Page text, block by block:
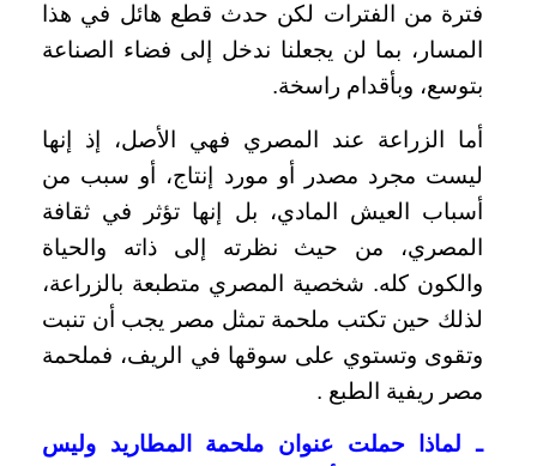
فترة من الفترات لكن حدث قطع هائل في هذا
المسار، بما لن يجعلنا ندخل إلى فضاء الصناعة
بتوسع، وبأقدام راسخة.
أما الزراعة عند المصري فهي الأصل، إذ إنها
ليست مجرد مصدر أو مورد إنتاج، أو سبب من
أسباب العيش المادي، بل إنها تؤثر في ثقافة
المصري، من حيث نظرته إلى ذاته والحياة
والكون كله. شخصية المصري متطبعة بالزراعة،
لذلك حين تكتب ملحمة تمثل مصر يجب أن تنبت
وتقوى وتستوي على سوقها في الريف، فملحمة
مصر ريفية الطبع .
ـ لماذا حملت عنوان ملحمة المطاريد وليس